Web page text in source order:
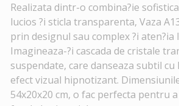
Realizata dintr-o combina?ie
lucios ?i sticla transparenta, Vaza
prin designul sau complex ?i aten?ia
Imagineaza-?i cascada de cristale
suspendate, care danseaza subtil cu
efect vizual hipnotizant.
54x20x20 cm, o fac perfecta pentru